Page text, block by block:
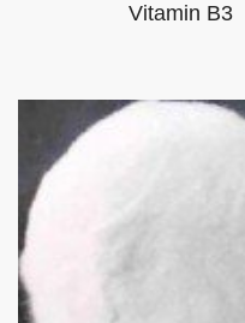
Vitamin B3